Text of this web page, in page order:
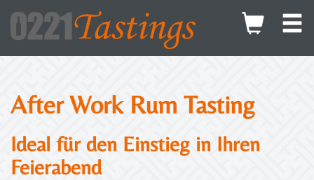
After Work Rum Tasting
Ideal für den Einstieg in Ihren
Feierabend